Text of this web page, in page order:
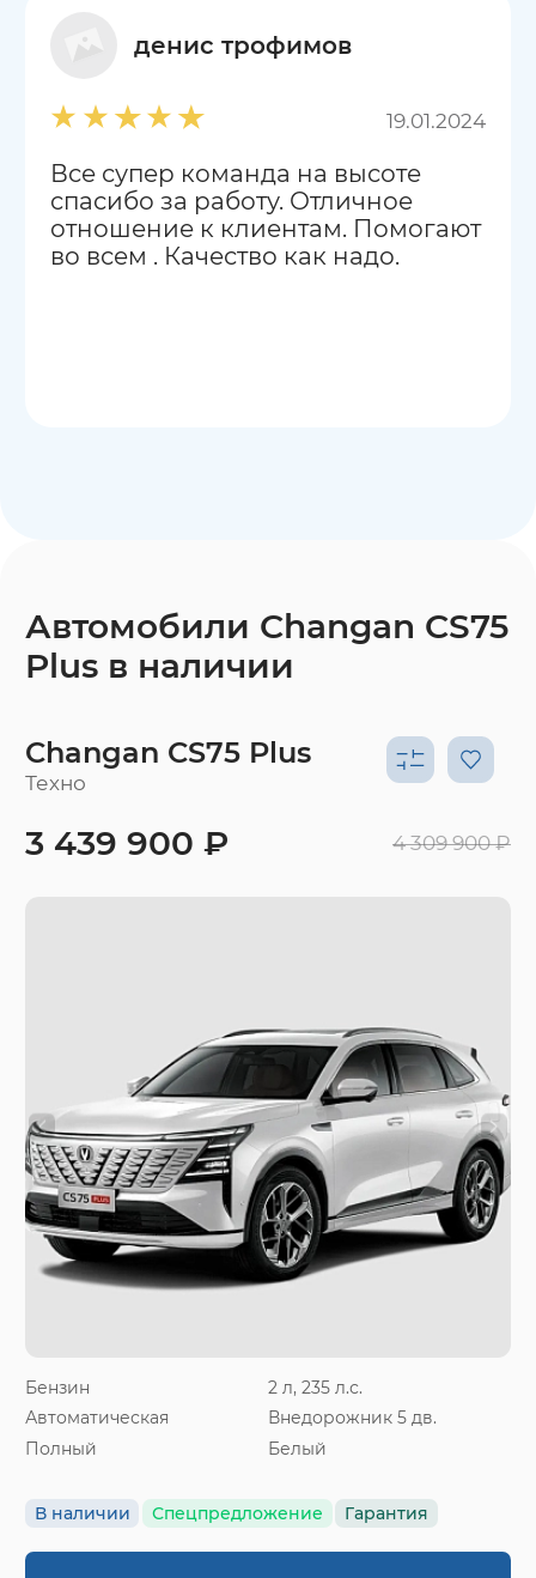
денис трофимов
19.01.2024
Все супер команда на высоте
спасибо за работу. Отличное
отношение к клиентам. Помогают
во всем . Качество как надо.
Автомобили Changan CS75
Plus в наличии
Changan CS75 Plus
Техно
Бензин
2 л, 235 л.с.
Автоматическая
Внедорожник 5 дв.
Полный
Белый
В наличии Спецпредложение Гарантия
3 439 900 ₽ 4 309 900 ₽